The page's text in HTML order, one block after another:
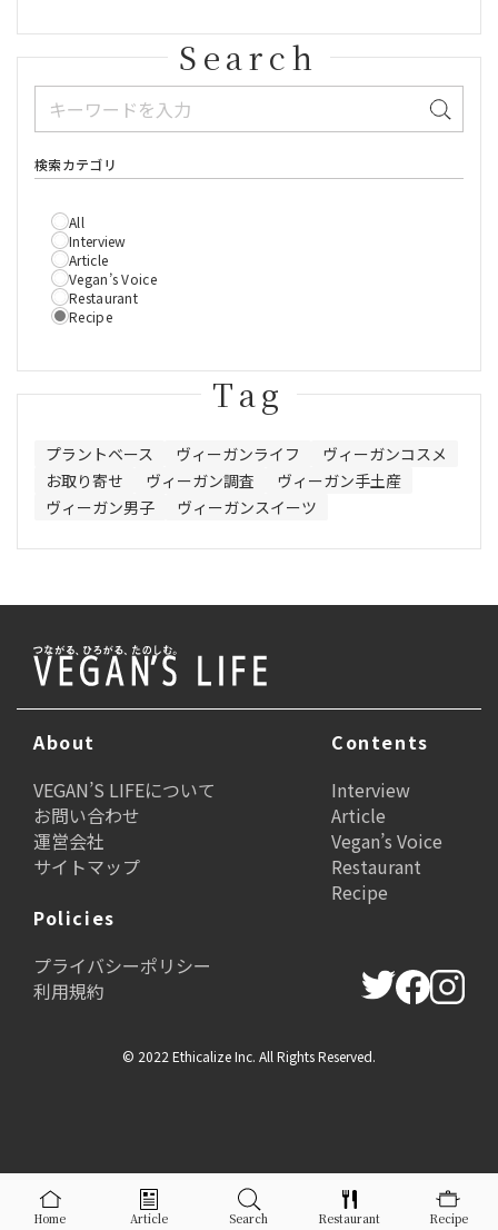
Home Article Search Restaurant Recipe
Search
検索カテゴリ
All
Interview
Article
Vegan’s Voice
Restaurant
Recipe
Tag
プラントベース ヴィーガンライフ
ヴィーガンコスメ
お取り寄せ
ヴィーガン調査
ヴィーガン手土産
ヴィーガン男子
ヴィーガンスイーツ
About
VEGAN’S LIFEについて
お問い合わせ
運営会社
サイトマップ
Contents
Interview
Article
Vegan’s Voice
Restaurant
Recipe
Policies
プライバシーポリシー
利用規約
© 2022 Ethicalize Inc. All Rights Reserved.